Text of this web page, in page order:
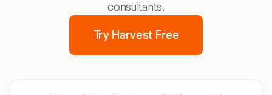
consultants.
Try Harvest Free